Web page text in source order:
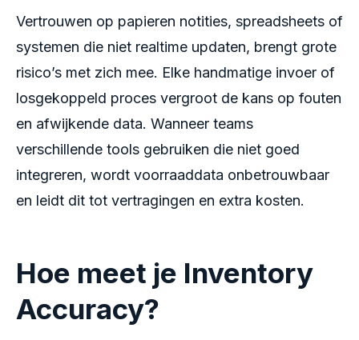
Vertrouwen op papieren notities, spreadsheets of
systemen die niet realtime updaten, brengt grote
risico’s met zich mee. Elke handmatige invoer of
losgekoppeld proces vergroot de kans op fouten
en afwijkende data. Wanneer teams
verschillende tools gebruiken die niet goed
integreren, wordt voorraaddata onbetrouwbaar
en leidt dit tot vertragingen en extra kosten.
Hoe meet je Inventory
Accuracy?